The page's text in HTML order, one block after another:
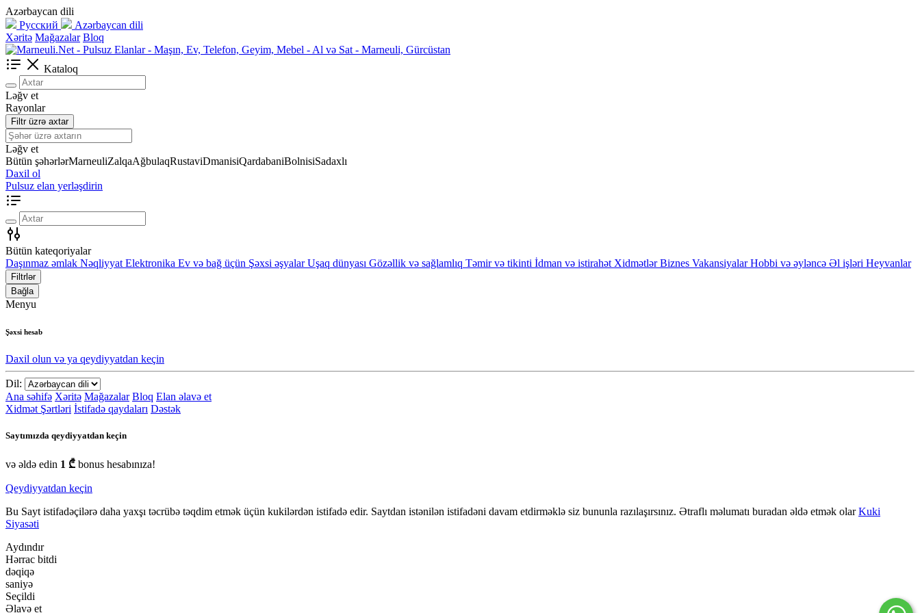
Azərbaycan dili
Русский
Azərbaycan dili
Xəritə Mağazalar Bloq
Kataloq
Ləğv et
Rayonlar
Filtr üzrə axtar
Ləğv et
Bütün şəhərlərMarneuliZalqaAğbulaqRustaviDmanisiQardabaniBolnisiSadaxlı
Daxil ol
Pulsuz elan yerləşdirin
Bütün kateqoriyalar
Daşınmaz əmlak Nəqliyyat Elektronika Ev və bağ üçün Şəxsi əşyalar Uşaq dünyası Gözəllik və sağlamlıq Təmir və tikinti İdman və istirahət Xidmətlər Biznes Vakansiyalar Hobbi və əyləncə Əl işləri Heyvanlar
Filtrlər
Bağla
Menyu
Şəxsi hesab
Daxil olun və ya qeydiyyatdan keçin
Dil:
Ana səhifə Xəritə Mağazalar Bloq Elan əlavə et
Xidmət Şərtləri İstifadə qaydaları Dəstək
Saytımızda qeydiyyatdan keçin
və əldə edin 1 ₾ bonus hesabınıza!
Qeydiyyatdan keçin
Bu Sayt istifadəçilərə daha yaxşı təcrübə təqdim etmək üçün kukilərdən istifadə edir. Saytdan istənilən istifadəni davam etdirməklə siz bununla razılaşırsınız. Ətraflı məlumatı buradan əldə etmək olarKuki
Siyasəti
Aydındır
Hərrac bitdi
dəqiqə
saniyə
Seçildi
Əlavə et